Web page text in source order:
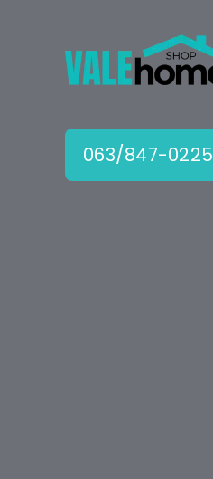
063/847-0225